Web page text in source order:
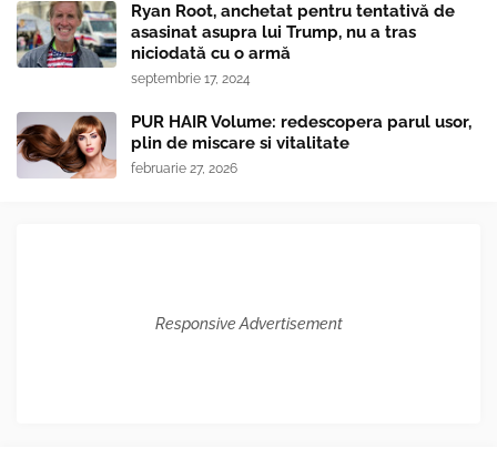
Ryan Root, anchetat pentru tentativă de
asasinat asupra lui Trump, nu a tras
niciodată cu o armă
septembrie 17, 2024
PUR HAIR Volume: redescopera parul usor,
plin de miscare si vitalitate
februarie 27, 2026
Responsive Advertisement